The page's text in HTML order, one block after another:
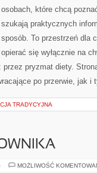
osobach, które chcą
szukają praktycznych
sposób. To przestrzeń dla
opierać się wyłącznie na
pryzmat diety.
po przerwie, jak
TRADYCYJNA
MOŻLIWOŚĆ